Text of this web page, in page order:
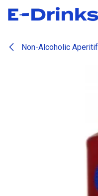
Se rendre au contenu
Non-Alcoholic Aperitif